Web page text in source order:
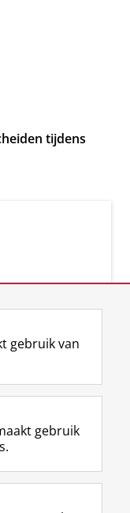
tijdens
R
S
-
f
e
I
n
t
r
Y
o
T
e
gebruik van
gebruik